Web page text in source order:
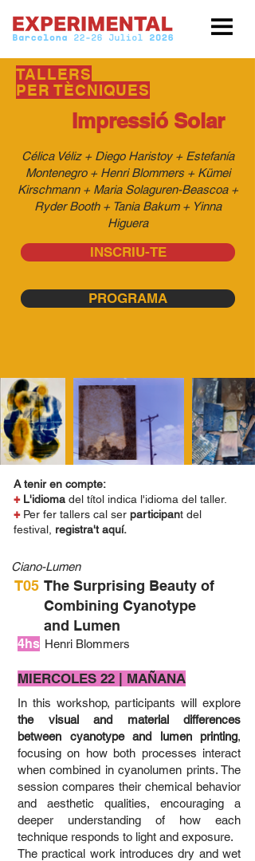
TALLERS
PER TÈCNIQUES
Impressió Solar
Célica Véliz + Diego Haristoy + Estefanía
Montenegro + Henri Blommers + Kümei
Kirschmann + Maria Solaguren-Beascoa +
Ryder Booth + Tania Bakum + Yinna
Higuera
INSCRIU-TE
PROGRAMA
A tenir en compte:
+ L'idioma del títol indica l'idioma del taller.
+ Per fer tallers cal ser participant del
festival, registra't aquí.
Ciano-Lumen
T05 The Surprising Beauty of
Combining Cyanotype
and Lumen
4hs Henri Blommers
MIERCOLES 22 | MAÑANA
In this workshop, participants will explore
the visual and material differences
between cyanotype and lumen printing,
focusing on how both processes interact
when combined in cyanolumen prints. The
session compares their chemical behavior
and aesthetic qualities, encouraging a
deeper understanding of how each
technique responds to light and exposure.
The practical work introduces dry and wet